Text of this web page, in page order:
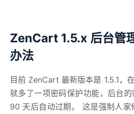
ZenCart 1.5.x 后台管
办法
目前 ZenCart 最新版本是 1.5.1，
就多了一项密码保护功能，后台的
90 天后自动过期。 这是强制人家